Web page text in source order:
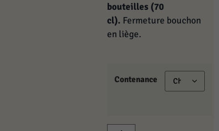
bouteilles (70
cl). Fermeture bouchon
en liège.
Contenance